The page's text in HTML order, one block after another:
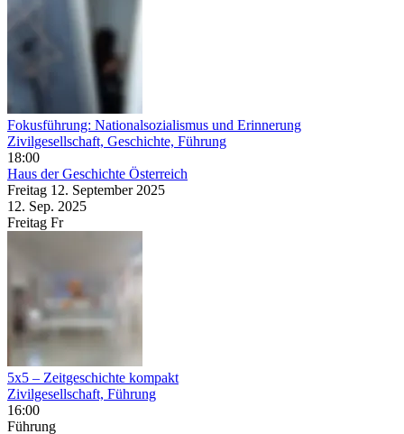
Fokusführung: Nationalsozialismus und Erinnerung
Zivilgesellschaft, Geschichte, Führung
18:00
Haus der Geschichte Österreich
Freitag 12. September 2025
12. Sep. 2025
Freitag Fr
5x5 – Zeitgeschichte kompakt
Zivilgesellschaft, Führung
16:00
Führung